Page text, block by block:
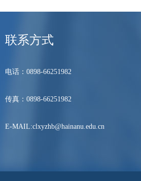
联系方式
电话：0898-66251982
传真：0898-66251982
E-MAIL:clxyzhb@hainanu.edu.cn